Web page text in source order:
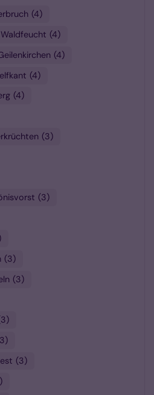
4
4
4
4
4
3
3
3
3
3
3